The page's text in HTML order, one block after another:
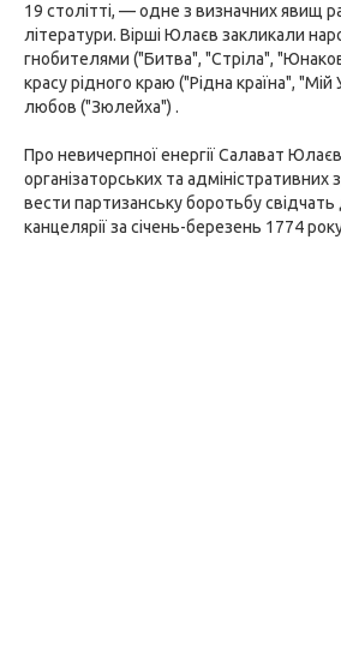
19 столітті, — одне з визначних явищ
літератури. Вірші Юлаєв закликали
гнобителями ("Битва", "Стріла",
красу рідного краю ("Рідна країна",
любов ("Зюлейха") .
Про невичерпної енергії Салават
організаторських та адміністративних
вести партизанську боротьбу
канцелярії за січень-березень 1774